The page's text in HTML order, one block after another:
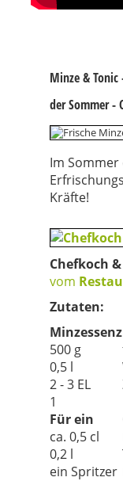
Minze &
der Sommer -
Im
Kräfte!
Chefkoch
vom
Zutaten:
Minzessenz
500 g
0,5 l
2 - 3 EL
1
Für ein
ca. 0,5 cl
0,2 l
ein Spritzer